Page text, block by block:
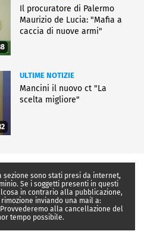
Il procuratore di Palermo
Maurizio de Lucia: "Mafia a
caccia di nuove armi"
ULTIME NOTIZIE
Mancini il nuovo ct "La
scelta migliore"
sezione sono stati presi da internet,
Se i soggetti presenti in questi
in contrario alla pubblicazione,
inviando una mail a:
alla cancellazione del
tempo possibile.